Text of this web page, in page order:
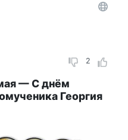
2
— С днём
Георгия